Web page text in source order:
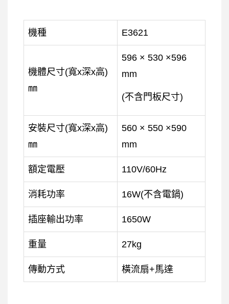
機種 E3621
機體尺寸(寬x深x高)
㎜
596 × 530 ×596
mm
(不含門板尺寸)
安裝尺寸(寬x深x高)
㎜
560 × 550 ×590
mm
額定電壓 110V/60Hz
消耗功率 16W(不含電鍋)
插座輸出功率 1650W
重量 27kg
傳動方式 橫流扇+馬達